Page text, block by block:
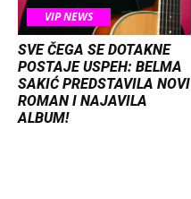
VIP NEWS
SVE ČEGA SE DOTAKNE
POSTAJE USPEH: BELMA
SAKIĆ PREDSTAVILA NOVI
ROMAN I NAJAVILA
ALBUM!